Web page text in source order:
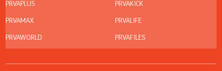
PRVAPLUS
PRVAMAX
PRVAWORLD
PRVAKICK
PRVALIFE
PRVAFILES